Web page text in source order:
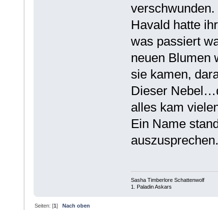
verschwunden.
Havald hatte
was passiert
neuen Blumen
sie kamen,
Dieser
alles kam
Ein Name
auszusprechen.
Sasha Timberlore Schattenwolf
1. Paladin Askars
Seiten: [1] Nach oben